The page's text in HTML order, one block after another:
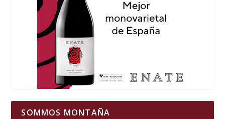
SOMMOS MONTAÑA